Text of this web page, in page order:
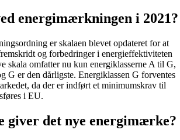
energimærkningen i 2021?
er skalaen blevet opdateret for at
og forbedringer i energieffektiviteten
skala omfatter nu kun energiklasserne A til G,
G er den dårligste. Energiklassen G forventes
da der er indført et minimumskrav til
i EU.
giver det nye energimærke?